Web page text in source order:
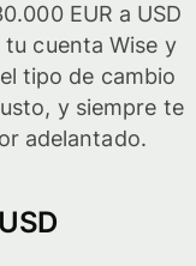
EUR a USD
cuenta Wise y
tipo de cambio
y siempre te
adelantado.